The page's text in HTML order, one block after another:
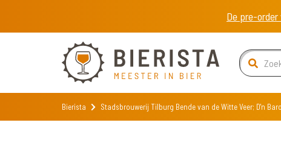
De pre-
Bierista Stadsbrouwerij Tilburg Bende van de Witte Veer; D'n